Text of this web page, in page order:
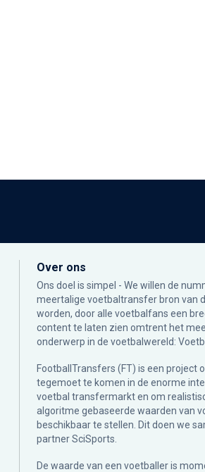
Over ons
Ons doel is simpel - We willen de
meertalige voetbaltransfer bron van
worden, door alle voetbalfans een
content te laten zien omtrent het
onderwerp in de voetbalwereld:
FootballTransfers (FT) is een project
tegemoet te komen in de enorme
voetbal transfermarkt en om
algoritme gebaseerde waarden van
beschikbaar te stellen. Dit doen we
partnerSciSports
De waarde van een voetballer is